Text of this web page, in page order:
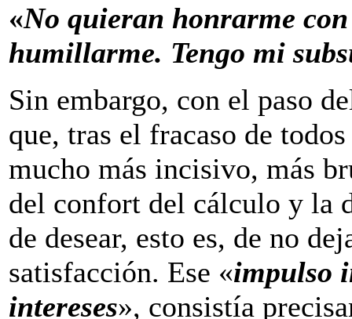
«No quieran honrarme
humillarme. Tengo mi
Sin embargo, con el paso
que, tras el fracaso de
mucho más incisivo, más
del confort del cálculo y la
de desear, esto es, de no
satisfacción. Ese «impulso
intereses», consistía